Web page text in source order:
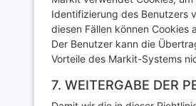
Identifizierung des Benutzers
diesen Fällen können
Der Benutzer kann die
Vorteile des Markit-Systems
7. WEITERGABE DER